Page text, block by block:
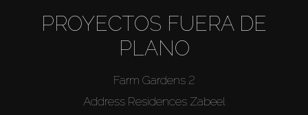
PROYECTOS FUERA DE
PLANO
Farm Gardens 2
Address Residences Zabeel